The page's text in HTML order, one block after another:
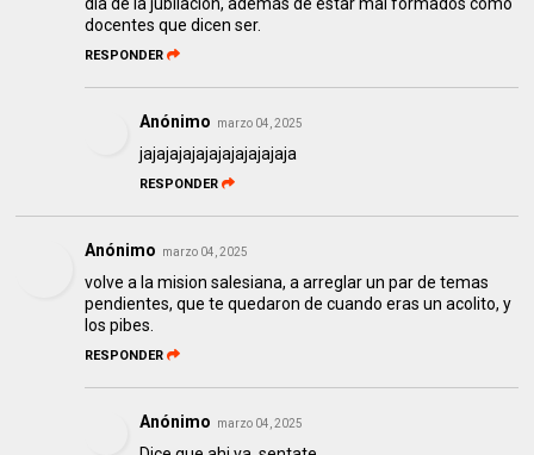
docentes que dicen ser.
RESPONDER
Anónimo marzo 04, 2025
jajajajajajajajajajajaja
RESPONDER
Anónimo marzo 04, 2025
volve a la mision salesiana, a arreglar un par de temas
pendientes, que te quedaron de cuando eras un acolito, y
los pibes.
RESPONDER
Anónimo marzo 04, 2025